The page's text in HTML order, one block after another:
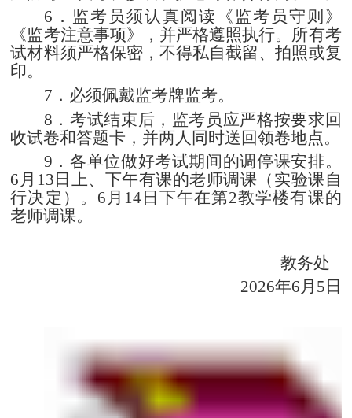
6 ．监考员须认真阅读《监考员守则》
《监考注意事项》，并严格遵照执行。所有考
试材料须严格保密，不得私自截留、拍照或复
印。
7 ．必须佩戴监考牌监考。
8 ．考试结束后，监考员应严格按要求回
收试卷和答题卡，并两人同时送回领卷地点。
9 ．各单位做好考试期间的调停课安排。
6 月 13 日上、下午有课的老师调课（实验课自
行决定）。 6 月 14日下午在第2教学楼有课的
老师调课。
教务处
2026年6月 5 日